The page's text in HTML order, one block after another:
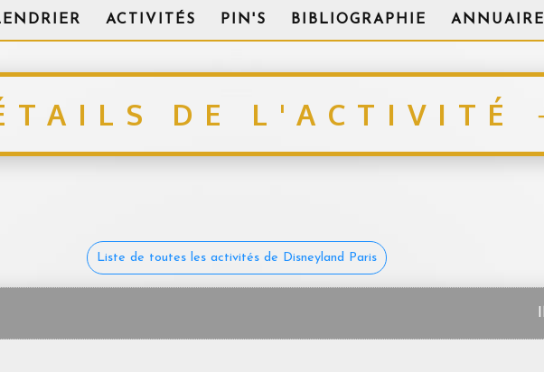
ACTIVITÉS PIN'S BIBLIOGRAPHIE ANNUAIRE
DE L'ACTIVITÉ
Liste de toutes les activités de Disneyland Paris